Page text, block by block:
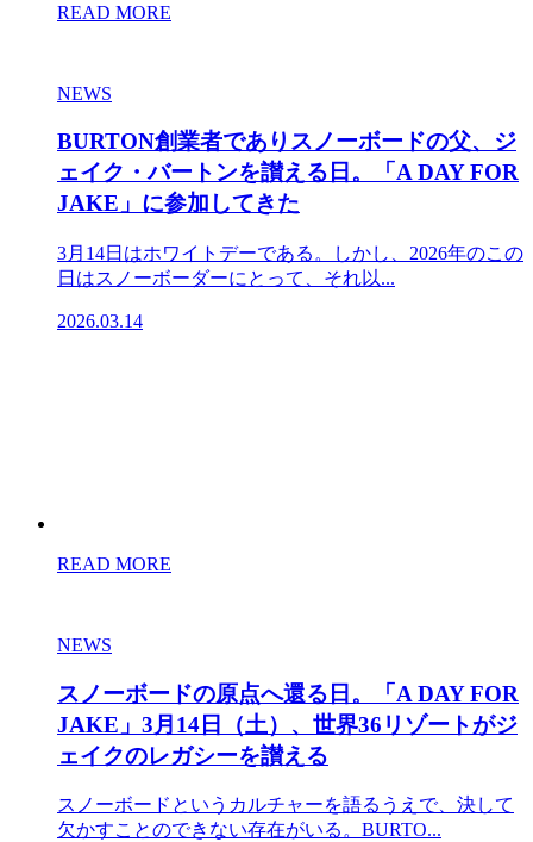
READ MORE
NEWS
BURTON創業者でありスノーボードの父、ジ
ェイク・バートンを讃える日。「A DAY FOR
JAKE」に参加してきた
3月14日はホワイトデーである。しかし、2026年のこの
日はスノーボーダーにとって、それ以...
2026.03.14
READ MORE
NEWS
スノーボードの原点へ還る日。「A DAY FOR
JAKE」3月14日（土）、世界36リゾートがジ
ェイクのレガシーを讃える
スノーボードというカルチャーを語るうえで、決して
欠かすことのできない存在がいる。BURTO...